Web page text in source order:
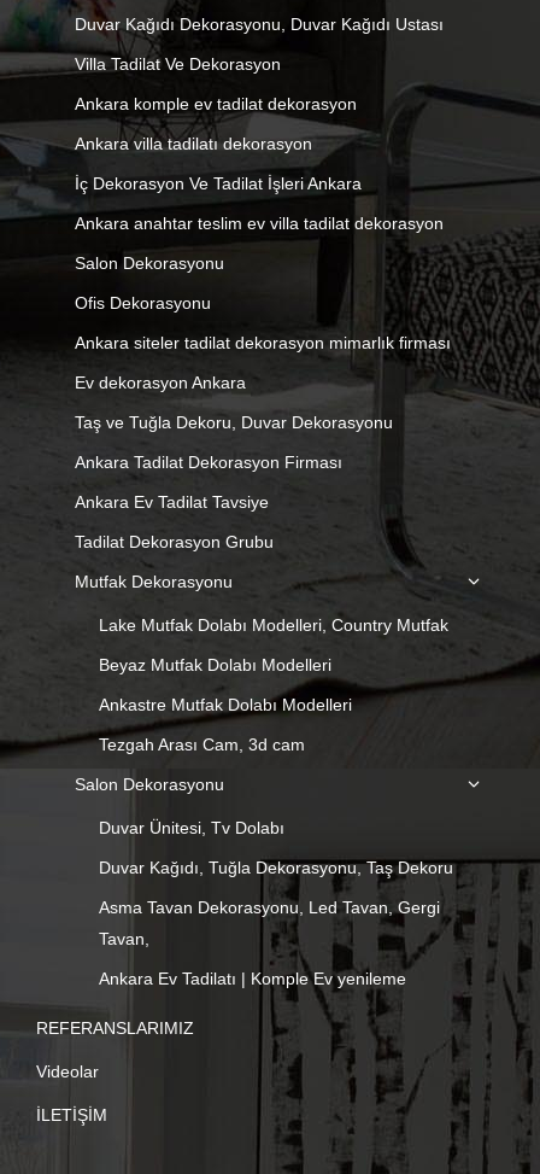
Duvar Kağıdı Dekorasyonu, Duvar Kağıdı Ustası
Villa Tadilat Ve Dekorasyon
Ankara komple ev tadilat dekorasyon
Ankara villa tadilatı dekorasyon
İç Dekorasyon Ve Tadilat İşleri Ankara
Ankara anahtar teslim ev villa tadilat dekorasyon
Salon Dekorasyonu
Ofis Dekorasyonu
Ankara siteler tadilat dekorasyon mimarlık firması
Ev dekorasyon Ankara
Taş ve Tuğla Dekoru, Duvar Dekorasyonu
Ankara Tadilat Dekorasyon Firması
Ankara Ev Tadilat Tavsiye
Tadilat Dekorasyon Grubu
Mutfak Dekorasyonu
Lake Mutfak Dolabı Modelleri, Country Mutfak
Beyaz Mutfak Dolabı Modelleri
Ankastre Mutfak Dolabı Modelleri
Tezgah Arası Cam, 3d cam
Salon Dekorasyonu
Duvar Ünitesi, Tv Dolabı
Duvar Kağıdı, Tuğla Dekorasyonu, Taş Dekoru
Asma Tavan Dekorasyonu, Led Tavan, Gergi
Tavan,
Ankara Ev Tadilatı | Komple Ev yenileme
REFERANSLARIMIZ
Videolar
İLETİŞİM